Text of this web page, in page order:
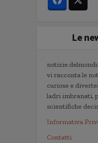
Le
vi racconta le
curiose e
ladri imbranati,
scientifiche
Informativa
Contatti